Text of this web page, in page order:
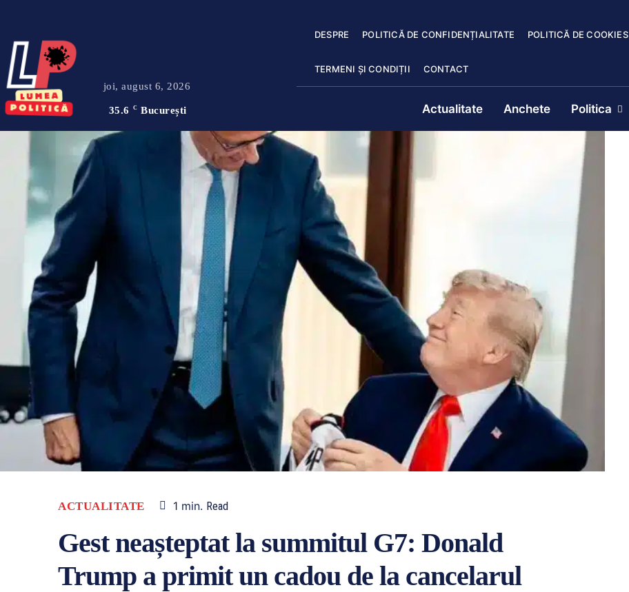
joi, august 6, 2026
35.6 C București
DESPRE POLITICĂ DE CONFIDENȚIALITATE POLITICĂ DE COOKIES
TERMENI ȘI CONDIȚII CONTACT
Actualitate Anchete Politica
ACTUALITATE 1 min. Read
Gest neașteptat la summitul G7: Donald
Trump a primit un cadou de la cancelarul